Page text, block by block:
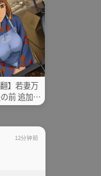
翻】若妻万
前 追加完
版
12分钟前